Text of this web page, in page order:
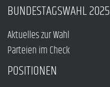
BUNDESTAGSWAHL 2025
Aktuelles zur Wahl
Parteien im Check
POSITIONEN